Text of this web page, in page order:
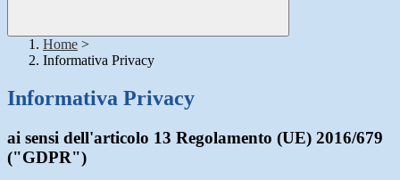
Home >
Informativa Privacy
Informativa Privacy
ai sensi dell'articolo 13 Regolamento (UE) 2016/679
("GDPR")